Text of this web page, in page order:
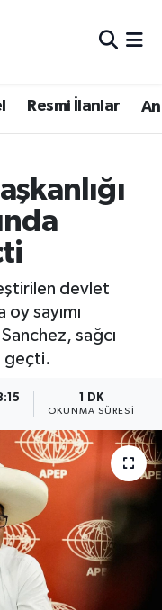
Resmi İlanlar
devlet
sayımı
sağcı
geçti.
1 DK
OKUNMA SÜRESI